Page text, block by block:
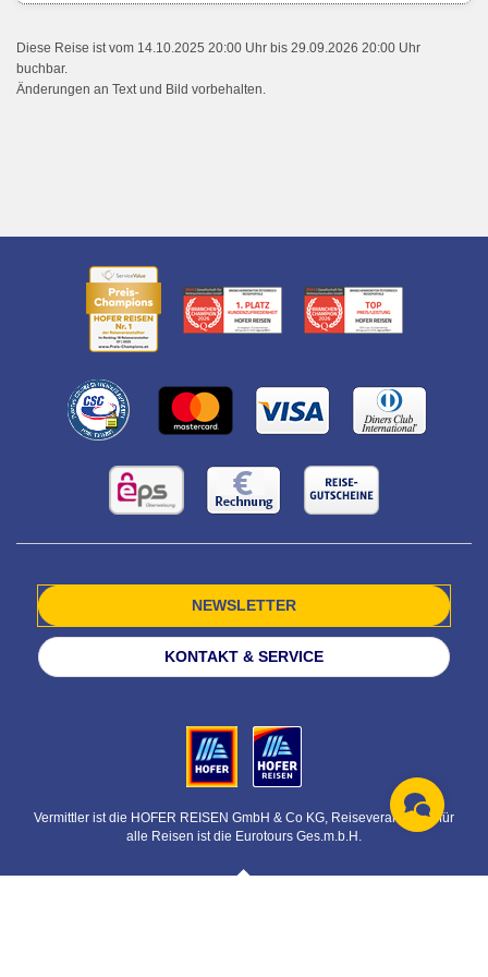
Diese Reise ist vom 14.10.2025 20:00 Uhr bis 29.09.2026 20:00 Uhr
buchbar.
Änderungen an Text und Bild vorbehalten.
NEWSLETTER
KONTAKT & SERVICE
Vermittler ist die HOFER REISEN GmbH & Co KG, Reiseveranstalter für
alle Reisen ist die Eurotours Ges.m.b.H.